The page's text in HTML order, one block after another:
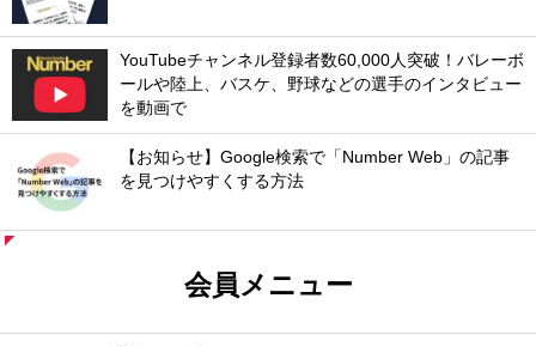
YouTubeチャンネル登録者数60,000人突破！バレーボ
ールや陸上、バスケ、野球などの選手のインタビュー
を動画で
【お知らせ】Google検索で「Number Web」の記事
を見つけやすくする方法
会員メニュー